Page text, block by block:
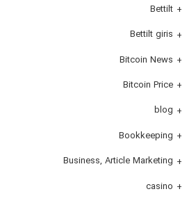
Bettilt
Bettilt giris
Bitcoin News
Bitcoin Price
blog
Bookkeeping
Business, Article Marketing
casino